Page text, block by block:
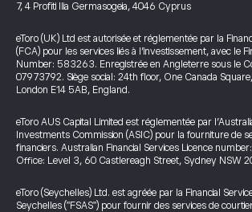
7, 4 Profiti Ilia Germasogeia, 4046 Cyprus
eToro (UK) Ltd est autorisée et réglementée par la
(FCA) pour les services liés à l’investissement, avec le
Number: 583263. Enregistrée en Angleterre sous le
07973792. Siège social: 24th floor, One Canada
London E14 5AB, England.
eToro AUS Capital Limited est réglementée par
Investments Commission (ASIC) pour la fourniture de
financiers. Australian Financial Services Licence
Office: Level 3, 60 Castlereagh Street, Sydney NSW
eToro (Seychelles) Ltd. est agréée par la Financial
Seychelles ("FSAS") pour fournir des services de